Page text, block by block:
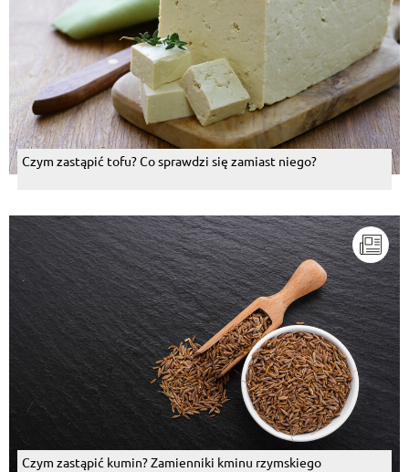
Czym zastąpić tofu? Co sprawdzi się zamiast niego?
Czym zastąpić kumin? Zamienniki kminu rzymskiego